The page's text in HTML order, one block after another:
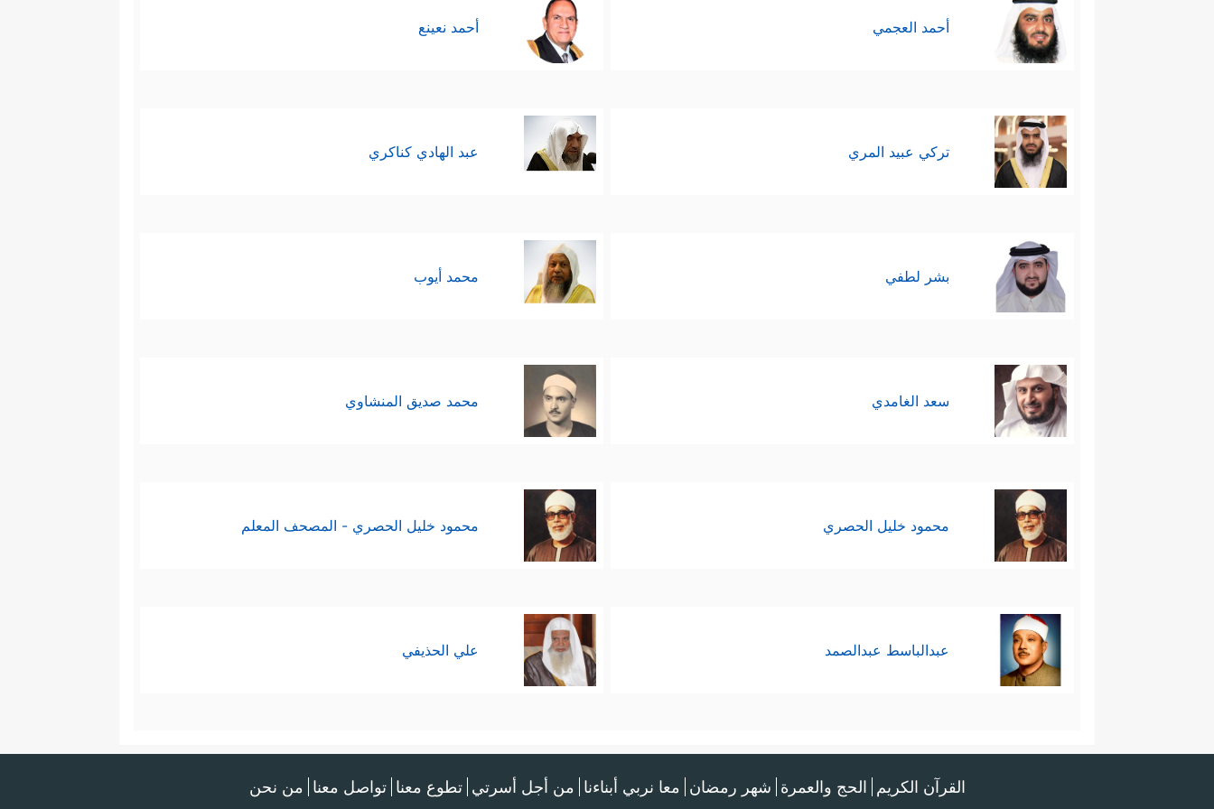
أحمد العجمي أحمد نعينع
تركي عبيد المري عبد الهادي كناكري
بشر لطفي محمد أيوب
سعد الغامدي محمد صديق المنشاوي
محمود خليل الحصري محمود خليل الحصري - المصحف المعلم
عبدالباسط عبدالصمد علي الحذيفي
القرآن الكريم الحج والعمرة شهر رمضان معا نربي أبناءنا من أجل أسرتي تطوع معنا تواصل معنا من نحن